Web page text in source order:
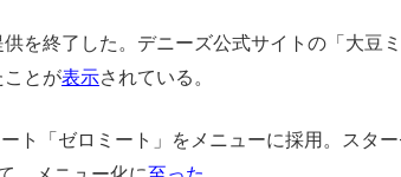
を終了した。デニーズ公式サイトの「大豆
ことが表示されている。
ト「ゼロミート」をメニューに採用。スタ